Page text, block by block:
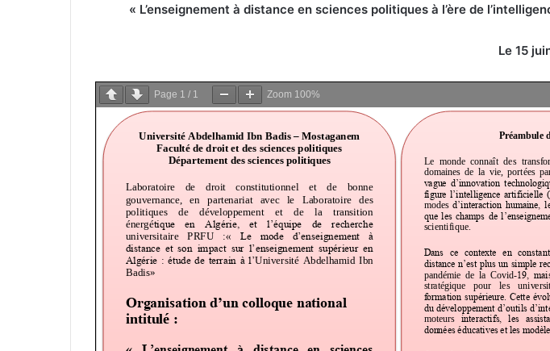
« L’enseignement à distance en sciences politiques à l’ère de
Le 15
Page 1 / 1 Zoom 100%